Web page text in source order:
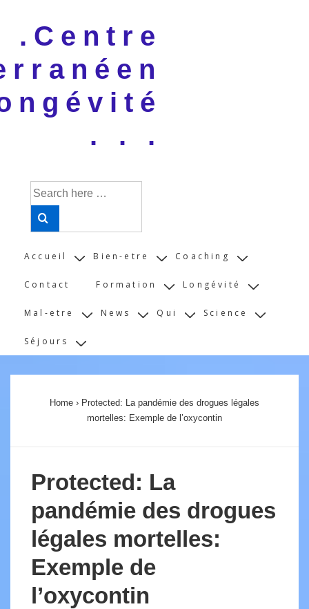
Main
.Centre
. . .
Search
for:
Main
Accueil Bien-etre Coaching
Contact Formation Longévité
Mal-etre News Qui Science
Séjours
Home › Protected: La pandémie des drogues légales
mortelles: Exemple de l’oxycontin
Protected: La
pandémie des drogues
légales mortelles:
Exemple de
l’oxycontin